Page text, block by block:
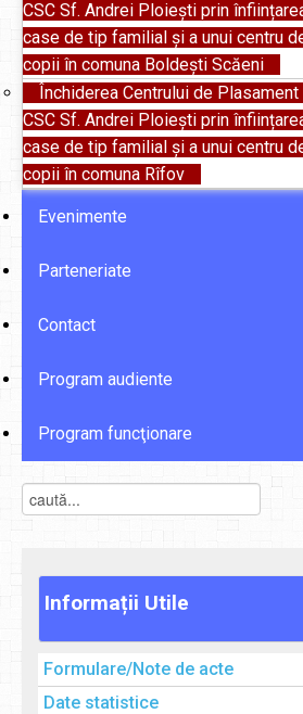
CSC Sf. Andrei Ploiești prin
case de tip familial și a unui centru
copii în comuna Boldești Scăeni
Închiderea Centrului de
CSC Sf. Andrei Ploiești prin
case de tip familial și a unui centru
copii în comuna Rîfov
Evenimente
Parteneriate
Contact
Program audiente
Program funcţionare
Informații Utile
Formulare/Note de acte
Date statistice